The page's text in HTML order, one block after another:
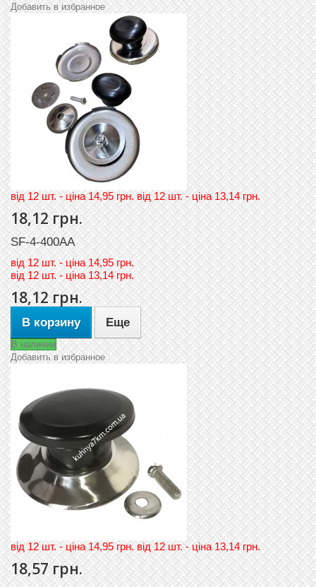
Добавить в избранное
вiд 12 шт. - цiна 14,95 грн. вiд 12 шт. - цiна 13,14 грн.
18,12 грн.
SF-4-400AA
вiд12 шт. - цiна 14,95 грн.
вiд12 шт. - цiна 13,14 грн.
18,12 грн.
В корзину Еще
В наличии
Добавить в избранное
вiд 12 шт. - цiна 14,95 грн. вiд 12 шт. - цiна 13,14 грн.
18,57 грн.